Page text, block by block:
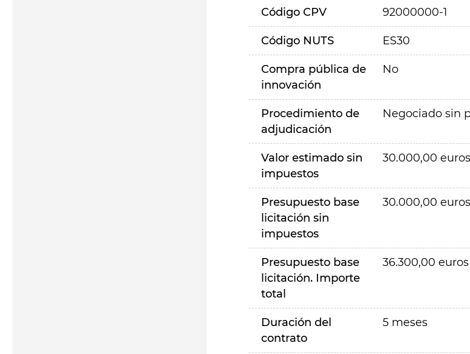
Código CPV 92000000-1
Código NUTS ES30
Compra pública de
innovación
No
Procedimiento de
adjudicación
Negociado sin
Valor estimado sin
impuestos
30.000,00 euros
Presupuesto base
licitación sin
impuestos
30.000,00 euros
Presupuesto base
licitación. Importe
total
36.300,00 euros
Duración del
contrato
5 meses